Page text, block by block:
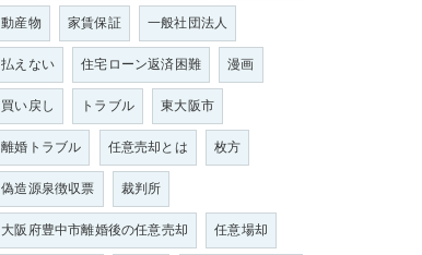
動産物
家賃保証
一般社団法人
払えない
住宅ローン返済困難
漫画
買い戻し
トラブル
東大阪市
離婚トラブル
任意売却とは
枚方
偽造源泉徴収票
裁判所
大阪府豊中市離婚後の任意売却
任意場却